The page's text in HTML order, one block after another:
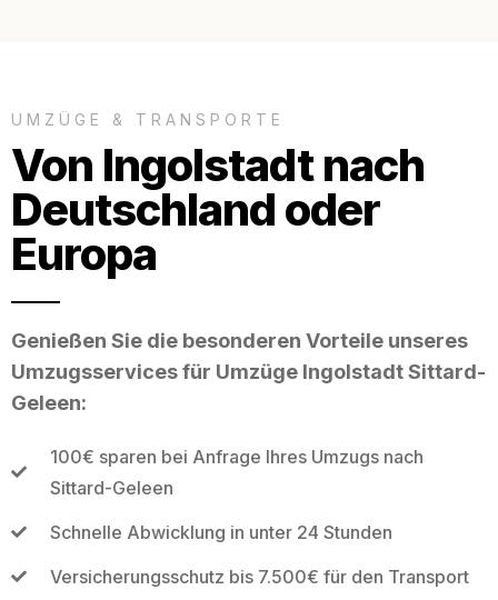
UMZÜGE & TRANSPORTE
Von Ingolstadt nach
Deutschland oder
Europa
Genießen Sie die besonderen Vorteile unseres
Umzugsservices für Umzüge Ingolstadt Sittard-
Geleen:
100€ sparen bei Anfrage Ihres Umzugs nach
Sittard-Geleen
Schnelle Abwicklung in unter 24 Stunden
Versicherungsschutz bis 7.500€ für den Transport